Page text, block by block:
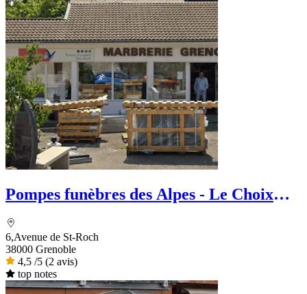
Pompes funèbres des Alpes - Le Choix
6,Avenue de St-Roch
38000 Grenoble
4,5 /5 (2 avis)
top notes